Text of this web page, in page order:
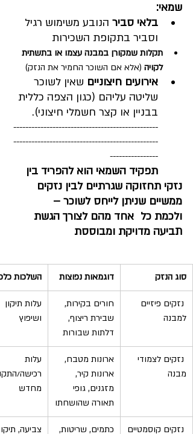
שמאי:
בלאי סביר הנובע משימוש רגיל
וסביר בתקופת השכירות
תקלות שמקורן במבנה עצמו או בתשתית
לקויה (אלא אם השוכר החמיר את הנזק)
אירועים חיצוניים שאין לשוכר
שליטה עליהם (כגון הצפה כללית
בבניין או קצר חשמלי חיצוני).
------------------------------------------------
------------------------------------------------
----------------
תפקיד השמאי הוא להפריד בין
נזקי תחזוקה שגרתיים לבין נזקים
ולכמת כל 	אחד מהם לצורך הגשת
תביעה מדויקת ומבוססת
סוג הנזק דוגמאות נפוצות השלכות
נזקים פיזיים
למבנה
חורים בקירות,
שבירת ריצוף,
דלתות שבורות
עלות תיקון
ושיפוץ
נזקים לצמודי
מבנה
ארונות מטבח,
ארונות קיר,
מזגנים, גופי
תאורה שהושחתו
עלות
רכישה/
מחדש
כתמים, שריטות, צביעה,